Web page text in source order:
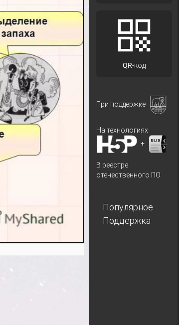
QR-код
При поддержке
На технологиях
+
В реестре
отечественного ПО
Популярное
Поддержка